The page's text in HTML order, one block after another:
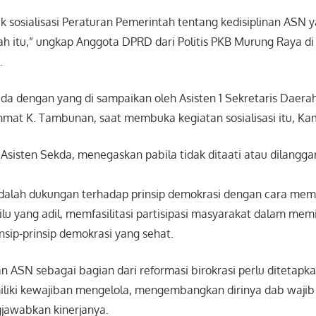
sosialisasi Peraturan Pemerintah tentang kedisiplinan ASN
itu,” ungkap Anggota DPRD dari Politis PKB Murung Raya
dengan yang di sampaikan oleh Asisten 1 Sekretaris
K. Tambunan, saat membuka kegiatan sosialisasi itu,
Sekda, menegaskan pabila tidak ditaati atau
dukungan terhadap prinsip demokrasi dengan cara
yang adil, memfasilitasi partisipasi masyarakat dalam
prinsip demokrasi yang sehat.
ASN sebagai bagian dari reformasi birokrasi perlu
kewajiban mengelola, mengembangkan dirinya dab wajib
kinerjanya.